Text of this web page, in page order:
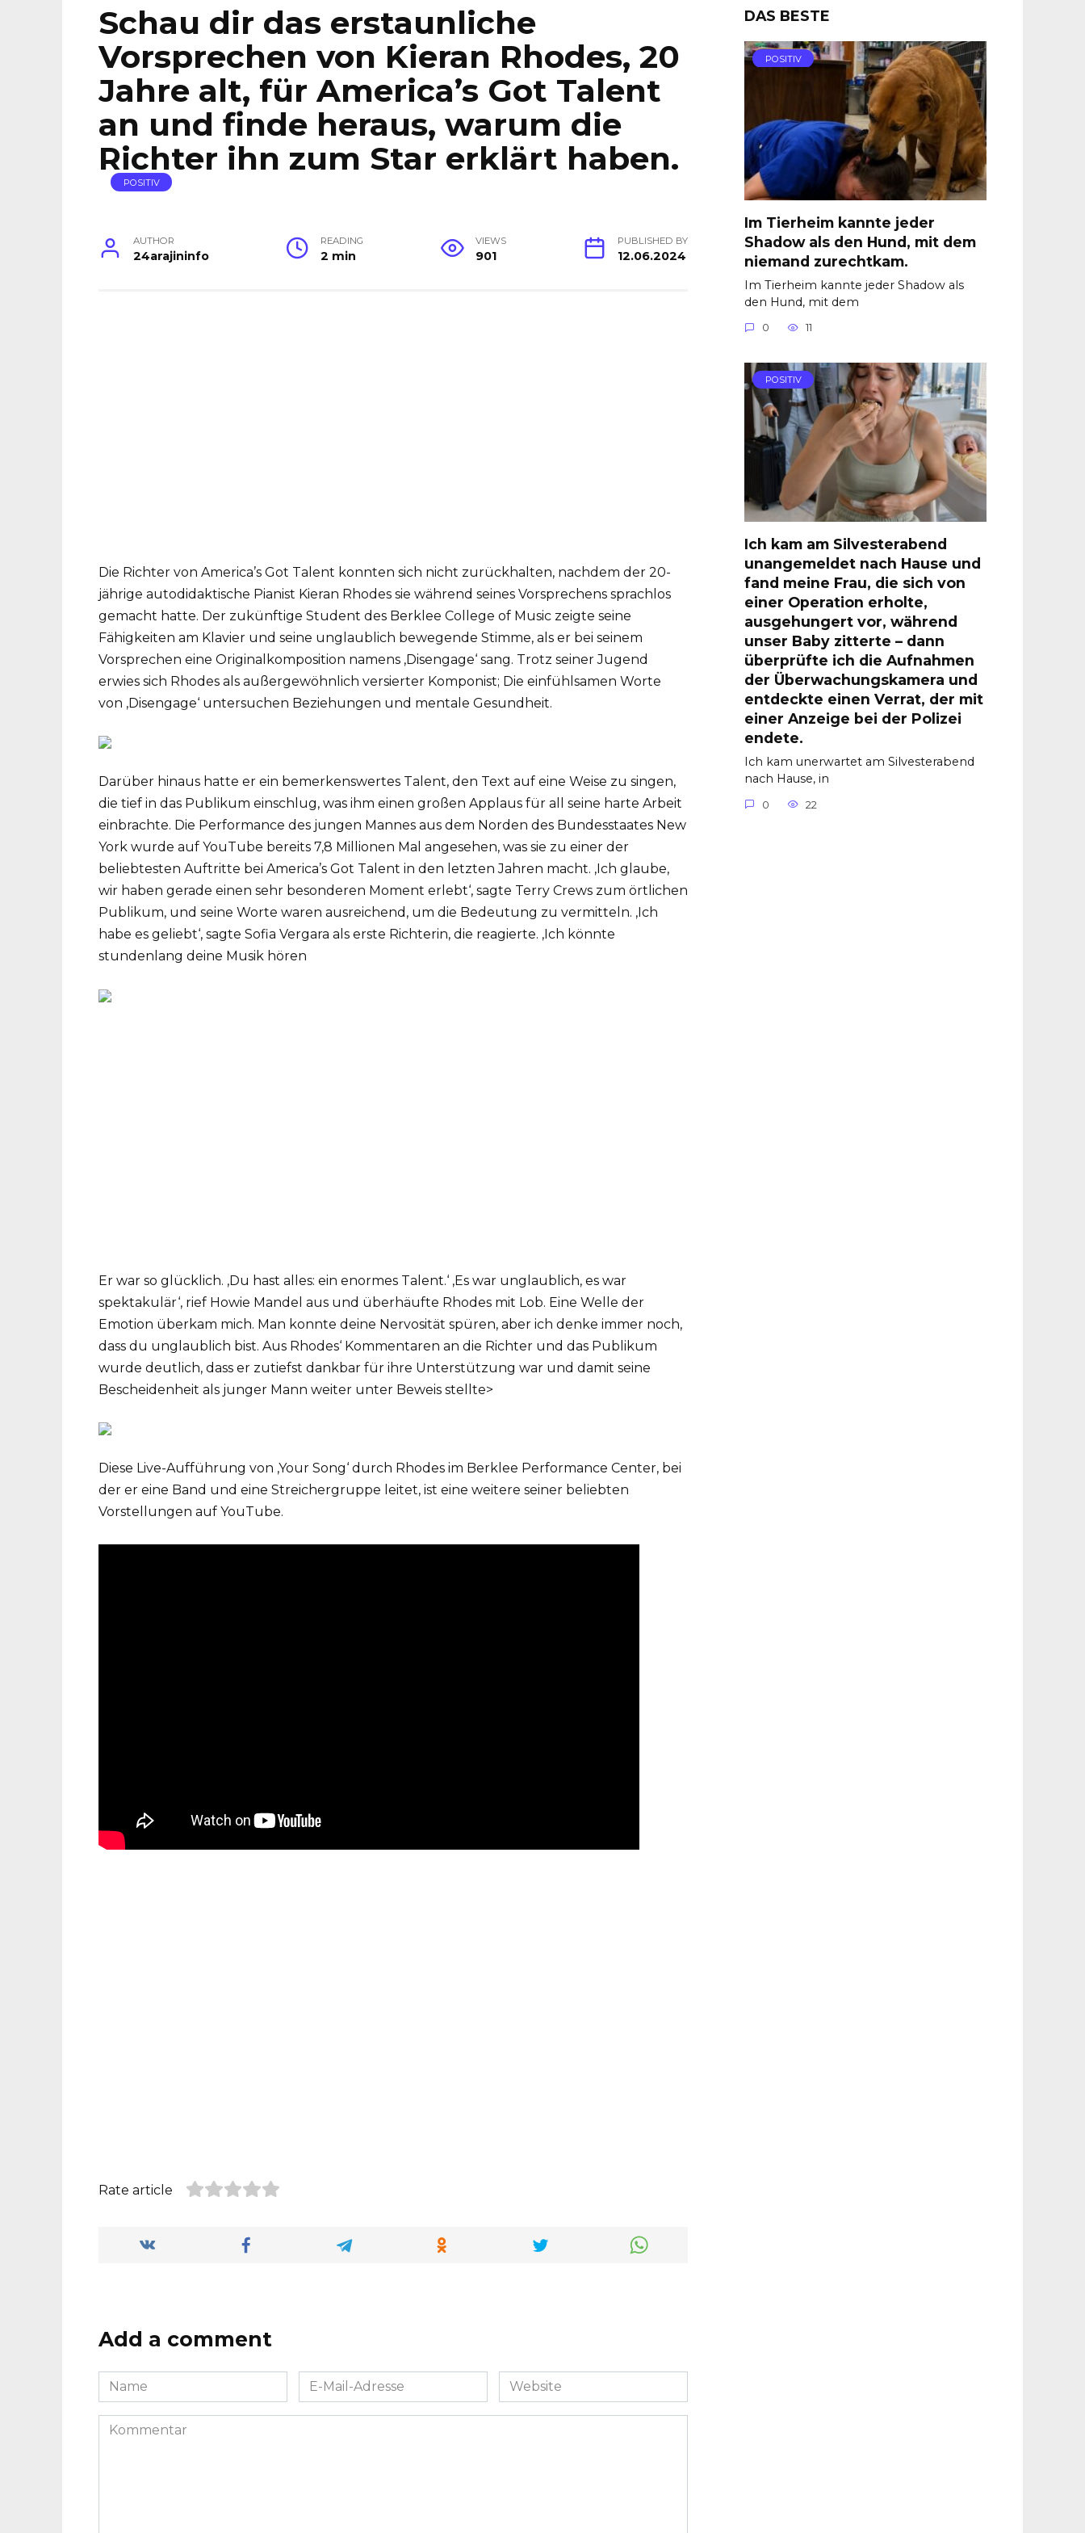
Schau dir das erstaunliche
Vorsprechen von Kieran Rhodes, 20
Jahre alt, für America’s Got Talent
an und finde heraus, warum die
Richter ihn zum Star erklärt haben.
POSITIV
AUTHOR
24arajininfo
READING
2 min
VIEWS
901
PUBLISHED BY
12.06.2024
Die Richter von America’s Got Talent konnten sich nicht zurückhalten, nachdem der 20-
jährige autodidaktische Pianist Kieran Rhodes sie während seines Vorsprechens sprachlos
gemacht hatte. Der zukünftige Student des Berklee College of Music zeigte seine
Fähigkeiten am Klavier und seine unglaublich bewegende Stimme, als er bei seinem
Vorsprechen eine Originalkomposition namens ‚Disengage‘ sang. Trotz seiner Jugend
erwies sich Rhodes als außergewöhnlich versierter Komponist; Die einfühlsamen Worte
von ‚Disengage‘ untersuchen Beziehungen und mentale Gesundheit.
Darüber hinaus hatte er ein bemerkenswertes Talent, den Text auf eine Weise zu singen,
die tief in das Publikum einschlug, was ihm einen großen Applaus für all seine harte Arbeit
einbrachte. Die Performance des jungen Mannes aus dem Norden des Bundesstaates New
York wurde auf YouTube bereits 7,8 Millionen Mal angesehen, was sie zu einer der
beliebtesten Auftritte bei America’s Got Talent in den letzten Jahren macht. ‚Ich glaube,
wir haben gerade einen sehr besonderen Moment erlebt‘, sagte Terry Crews zum örtlichen
Publikum, und seine Worte waren ausreichend, um die Bedeutung zu vermitteln. ‚Ich
habe es geliebt‘, sagte Sofia Vergara als erste Richterin, die reagierte. ‚Ich könnte
stundenlang deine Musik hören
Er war so glücklich. ‚Du hast alles: ein enormes Talent.‘ ‚Es war unglaublich, es war
spektakulär‘, rief Howie Mandel aus und überhäufte Rhodes mit Lob. Eine Welle der
Emotion überkam mich. Man konnte deine Nervosität spüren, aber ich denke immer noch,
dass du unglaublich bist. Aus Rhodes‘ Kommentaren an die Richter und das Publikum
wurde deutlich, dass er zutiefst dankbar für ihre Unterstützung war und damit seine
Bescheidenheit als junger Mann weiter unter Beweis stellte>
Diese Live-Aufführung von ‚Your Song‘ durch Rhodes im Berklee Performance Center, bei
der er eine Band und eine Streichergruppe leitet, ist eine weitere seiner beliebten
Vorstellungen auf YouTube.
Rate article
Add a comment
Name
*
E-
Mail-
Adresse
Website
Kommentar
DAS BESTE
POSITIV
Im Tierheim kannte jeder
Shadow als den Hund, mit dem
niemand zurechtkam.
Im Tierheim kannte jeder Shadow als
den Hund, mit dem
0 11
POSITIV
Ich kam am Silvesterabend
unangemeldet nach Hause und
fand meine Frau, die sich von
einer Operation erholte,
ausgehungert vor, während
unser Baby zitterte – dann
überprüfte ich die Aufnahmen
der Überwachungskamera und
entdeckte einen Verrat, der mit
einer Anzeige bei der Polizei
endete.
Ich kam unerwartet am Silvesterabend
nach Hause, in
0 22